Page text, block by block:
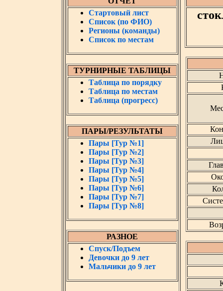
Стартовый лист
Список (по ФИО)
Регионы (команды)
Список по местам
ТУРНИРНЫЕ ТАБЛИЦЫ
Таблица по порядку
Таблица по местам
Таблица (прогресс)
ПАРЫ/РЕЗУЛЬТАТЫ
Пары [Тур №1]
Пары [Тур №2]
Пары [Тур №3]
Пары [Тур №4]
Пары [Тур №5]
Пары [Тур №6]
Пары [Тур №7]
Пары [Тур №8]
РАЗНОЕ
Спуск/Подъем
Девочки до 9 лет
Мальчики до 9 лет